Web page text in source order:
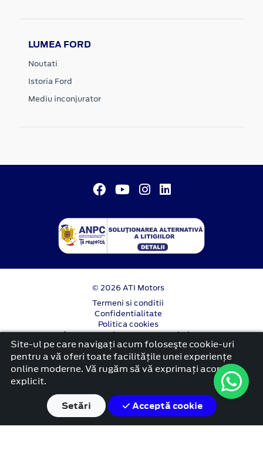
LUMEA FORD
Noutati
Istoria Ford
Mediu inconjurator
© 2026 ATI Motors
Termeni si conditii
Confidentialitate
Politica cookies
Anunț începere proiect ”PNRR. Fonduri pentru
România modernă și reformată”.
platformă dezvoltată de Workleto
Site-ul pe care navigați acum foloseşte cookie-uri
pentru a vă oferi toate facilitățile unei experiențe
online moderne. Vă rugăm să vă exprimați acordul
explicit.
Setări
Acceptă cookie